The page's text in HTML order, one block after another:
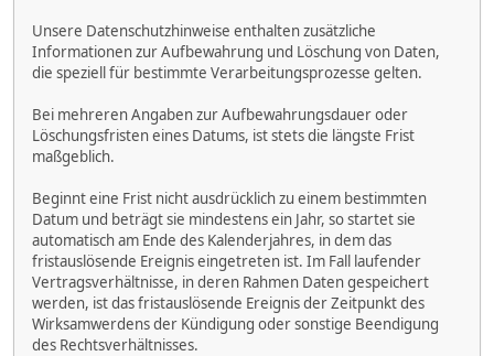
Unsere Datenschutzhinweise enthalten zusätzliche
Informationen zur Aufbewahrung und Löschung von Daten,
die speziell für bestimmte Verarbeitungsprozesse gelten.
Bei mehreren Angaben zur Aufbewahrungsdauer oder
Löschungsfristen eines Datums, ist stets die längste Frist
maßgeblich.
Beginnt eine Frist nicht ausdrücklich zu einem bestimmten
Datum und beträgt sie mindestens ein Jahr, so startet sie
automatisch am Ende des Kalenderjahres, in dem das
fristauslösende Ereignis eingetreten ist. Im Fall laufender
Vertragsverhältnisse, in deren Rahmen Daten gespeichert
werden, ist das fristauslösende Ereignis der Zeitpunkt des
Wirksamwerdens der Kündigung oder sonstige Beendigung
des Rechtsverhältnisses.